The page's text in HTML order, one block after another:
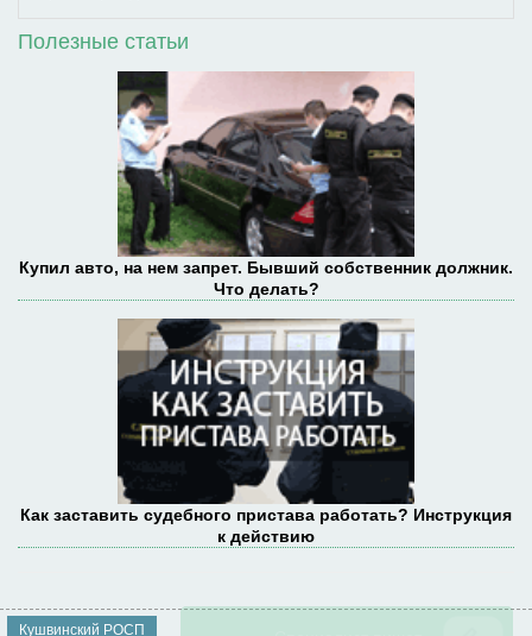
Полезные статьи
Купил авто, на нем запрет. Бывший собственник должник.
Что делать?
Как заставить судебного пристава работать? Инструкция
к действию
Кушвинский РОСП